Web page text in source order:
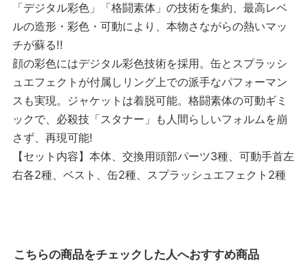
「デジタル彩色」「格闘素体」の技術を集約、最高レベ
ルの造形・彩色・可動により、本物さながらの熱いマッ
チが蘇る!!
顔の彩色にはデジタル彩色技術を採用。缶とスプラッシ
ュエフェクトが付属しリング上での派手なパフォーマン
スも実現。ジャケットは着脱可能。格闘素体の可動ギミ
ックで、必殺技「スタナー」も人間らしいフォルムを崩
さず、再現可能!
【セット内容】本体、交換用頭部パーツ3種、可動手首左
右各2種、ベスト、缶2種、スプラッシュエフェクト2種
こちらの商品をチェックした人へおすすめ商品